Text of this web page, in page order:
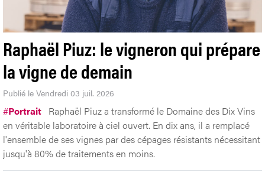
Raphaël Piuz: le vigneron qui prépare
la vigne de demain
Publié le Vendredi 03 juil. 2026
#Portrait Raphaël Piuz a transformé le Domaine des Dix Vins
en véritable laboratoire à ciel ouvert. En dix ans, il a remplacé
l'ensemble de ses vignes par des cépages résistants nécessitant
jusqu'à 80% de traitements en moins.